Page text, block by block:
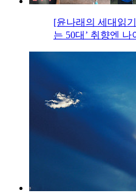
[윤나래의 세대읽
는 50대’ 취향엔 나